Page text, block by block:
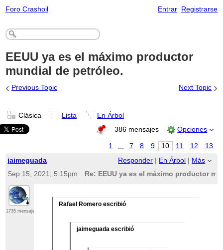
Foro Crashoil Entrar Registrarse
EEUU ya es el máximo productor
mundial de petróleo.
‹ Previous Topic Next Topic ›
Clásica Lista
En Árbol
386 mensajes
Opciones
1 7 8 9 10 11 12
13
jaimeguada
Responder En Árbol
Más
Sep 15, 2021; 5:15pm
Re: EEUU ya es el máximo productor
1735 mensajes
Rafael Romero escribió
jaimeguada escribió